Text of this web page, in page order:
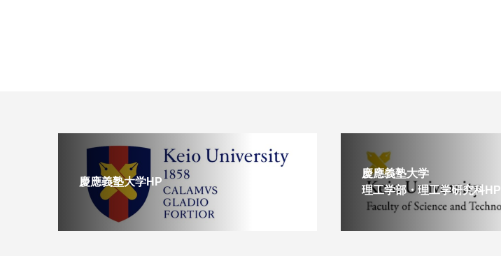
慶應義塾大学HP
慶應義塾大学
理工学部・理工学研究科HP